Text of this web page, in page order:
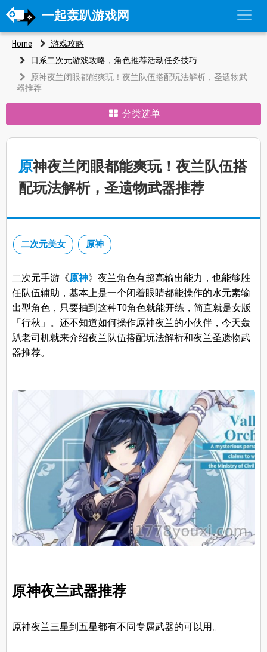
一起轰趴游戏网
Home
游戏攻略
日系二次元游戏攻略，角色推荐活动任务技巧
原神夜兰闭眼都能爽玩！夜兰队伍搭配玩法解析，圣遗物武
器推荐
分类选单
原神夜兰闭眼都能爽玩！夜兰队伍搭
配玩法解析，圣遗物武器推荐
二次元美女 原神
二次元手游《原神》夜兰角色有超高输出能力，也能够胜
任队伍辅助，基本上是一个闭着眼睛都能操作的水元素输
出型角色，只要抽到这种T0角色就能开练，简直就是女版
「行秋」。还不知道如何操作原神夜兰的小伙伴，今天轰
趴老司机就来介绍夜兰队伍搭配玩法解析和夜兰圣遗物武
器推荐。
原神夜兰武器推荐
原神夜兰三星到五星都有不同专属武器的可以用。